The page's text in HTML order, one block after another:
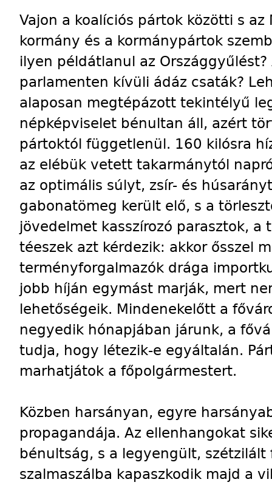
Vajon a koalíciós pártok közötti s az
kormány és a kormánypártok
ilyen példátlanul az
parlamenten kívüli ádáz csaták?
alaposan megtépázott tekintélyű
népképviselet bénultan áll, azért
pártoktól függetlenül. 160 kilósra
az elébük vetett takarmánytól
az optimális súlyt, zsír- és
gabonatömeg került elő, s a
jövedelmet kasszírozó parasztok,
téeszek azt kérdezik: akkor ősszel
terményforgalmazók drága
jobb híján egymást marják, mert
lehetőségeik. Mindenekelőtt a
negyedik hónapjában járunk, a
tudja, hogy létezik-e egyáltalán.
marhatjátok a főpolgármestert.
Közben harsányan, egyre
propagandája. Az ellenhangokat
bénultság, s a legyengült,
szalmaszálba kapaszkodik majd a